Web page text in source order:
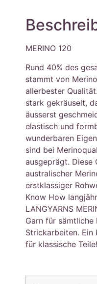
MERINO 120
Rund 40% des
stammt von
allerbester
stark gekräuselt,
äusserst
elastisch und
wunderbaren
sind bei
ausgeprägt. Diese
australischer
erstklassiger
Know How
LANGYARNS
Garn für
Strickarbeiten. Ein
für klassische Teile!